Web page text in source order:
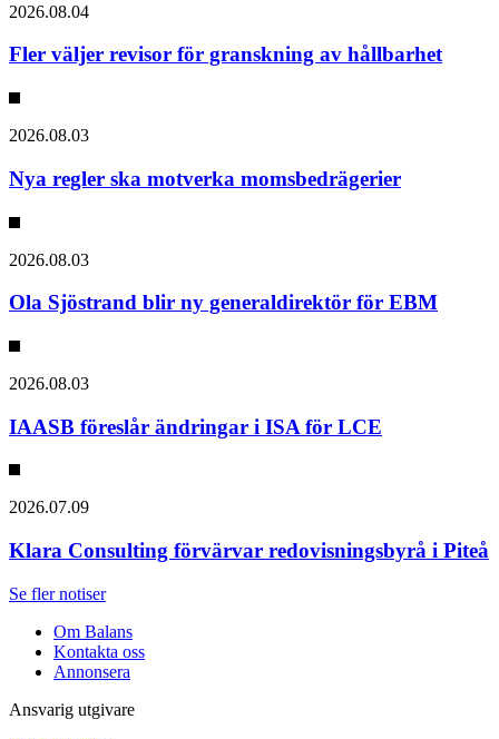
2026.08.04
Fler väljer revisor för granskning av hållbarhet
2026.08.03
Nya regler ska motverka momsbedrägerier
2026.08.03
Ola Sjöstrand blir ny generaldirektör för EBM
2026.08.03
IAASB föreslår ändringar i ISA för LCE
2026.07.09
Klara Consulting förvärvar redovisningsbyrå i Piteå
Se fler notiser
Om Balans
Kontakta oss
Annonsera
Ansvarig utgivare